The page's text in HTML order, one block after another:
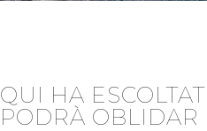
QUI HA
PODRÀ OBLIDAR